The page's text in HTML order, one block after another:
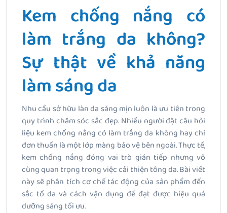
Kem chống nắng có
làm trắng da không?
Sự thật về khả năng
làm sáng da
Nhu cầu sở hữu làn da sáng mịn luôn là ưu tiên trong
quy trình chăm sóc sắc đẹp. Nhiều người đặt câu hỏi
liệu kem chống nắng có làm trắng da không hay chỉ
đơn thuần là một lớp màng bảo vệ bên ngoài. Thực tế,
kem chống nắng đóng vai trò gián tiếp nhưng vô
cùng quan trọng trong việc cải thiện tông da. Bài viết
này sẽ phân tích cơ chế tác động của sản phẩm đến
sắc tố da và cách vận dụng để đạt được hiệu quả
dưỡng sáng tối ưu.